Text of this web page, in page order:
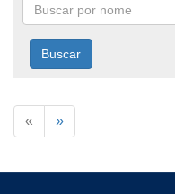
Buscar
« »